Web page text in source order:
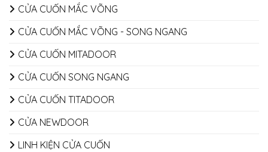
CỬA CUỐN MẮC VÕNG
CỬA CUỐN MẮC VÕNG - SONG NGANG
CỬA CUỐN MITADOOR
CỬA CUỐN SONG NGANG
CỬA CUỐN TITADOOR
CỬA NEWDOOR
LINH KIỆN CỬA CUỐN